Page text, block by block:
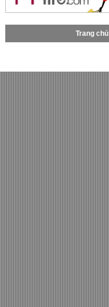
Trang chủ